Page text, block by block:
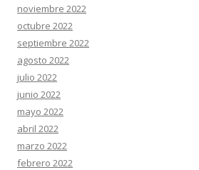
noviembre 2022
octubre 2022
septiembre 2022
agosto 2022
julio 2022
junio 2022
mayo 2022
abril 2022
marzo 2022
febrero 2022